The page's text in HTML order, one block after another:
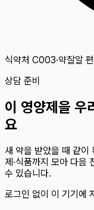
식약처 C003·약잘알
상담 준비
이 영양제 을 우
요
새 약을 받았을 때 같이
제·식품까지 모아 다음
수 있습니다.
로그인 없이 이 기기에